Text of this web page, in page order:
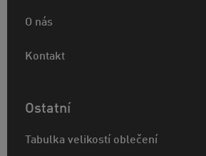
O nás
Kontakt
Ostatní
Tabulka velikostí oblečení